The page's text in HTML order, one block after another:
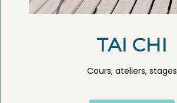
TAI CHI
Cours, ateliers, stages